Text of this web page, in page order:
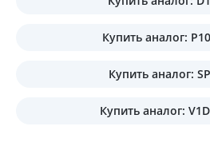
Купить аналог:
Купить аналог:
Купить аналог: